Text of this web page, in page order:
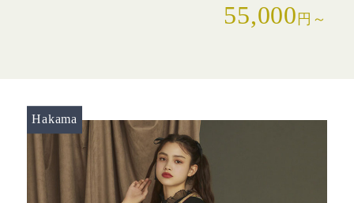
55,000 円～
Hakama